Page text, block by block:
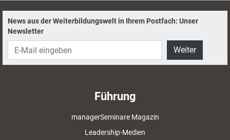
News aus der Weiterbildungswelt in Ihrem Postfach: Unser
Newsletter
Weiter
Führung
managerSeminare Magazin
Leadership-Medien